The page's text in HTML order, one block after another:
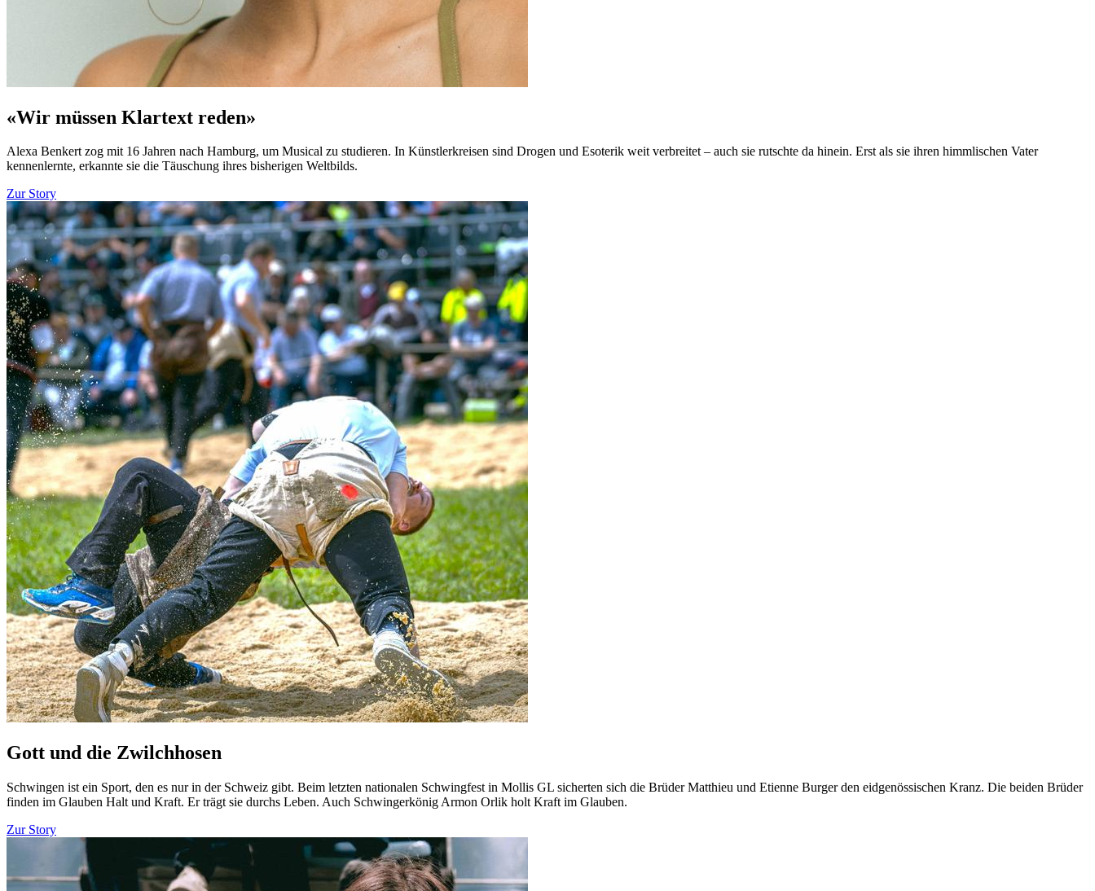
«Wir müssen Klartext reden»
Alexa Benkert zog mit 16 Jahren nach Hamburg, um Musical zu studieren. In Künstlerkreisen sind Drogen und Esoterik weit verbreitet – auch sie rutschte da hinein. Erst als sie ihren himmlischen Vater
kennenlernte, erkannte sie die Täuschung ihres bisherigen Weltbilds.
Zur Story
Gott und die Zwilchhosen
Schwingen ist ein Sport, den es nur in der Schweiz gibt. Beim letzten nationalen Schwingfest in Mollis GL sicherten sich die Brüder Matthieu und Etienne Burger den eidgenössischen Kranz. Die beiden Brüder
finden im Glauben Halt und Kraft. Er trägt sie durchs Leben. Auch Schwingerkönig Armon Orlik holt Kraft im Glauben.
Zur Story